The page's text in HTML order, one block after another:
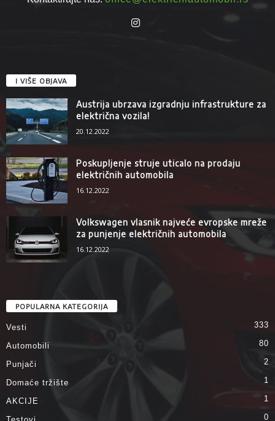
I VIŠE OBJAVA
Austrija ubrzava izgradnju infrastrukture za
električna vozila!
20.12.2022
Poskupljenje struje uticalo na prodaju
električnih automobila
16.12.2022
Volkswagen vlasnik najveće evropske mreže
za punjenje električnih automobila
16.12.2022
POPULARNA KATEGORIJA
Vesti 333
Automobili 80
Punjači 2
Domaće tržište 1
AKCIJE 1
Testovi 0